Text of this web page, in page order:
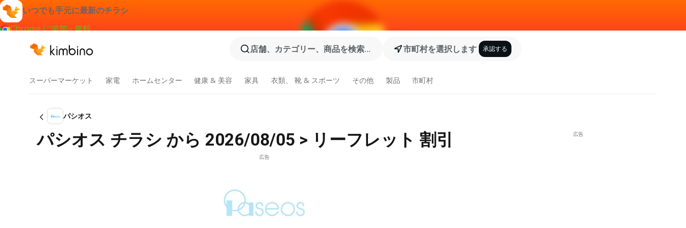
いつでも手元に最新のチラシ
Chrome に追加 - 無料
店舗、カテゴリー、商品を検索...
市町村を選択します 承認する
スーパーマーケット 家電 ホームセンター 健康 & 美容 家具 衣類、 靴 & スポーツ その他 製品 市町村
パシオス
パシオス チラシ から 2026/08/05 > リーフレット 割引
広告
広告